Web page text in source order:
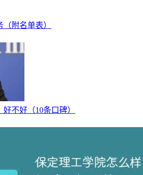
附名单表）
不好（10条口碑）